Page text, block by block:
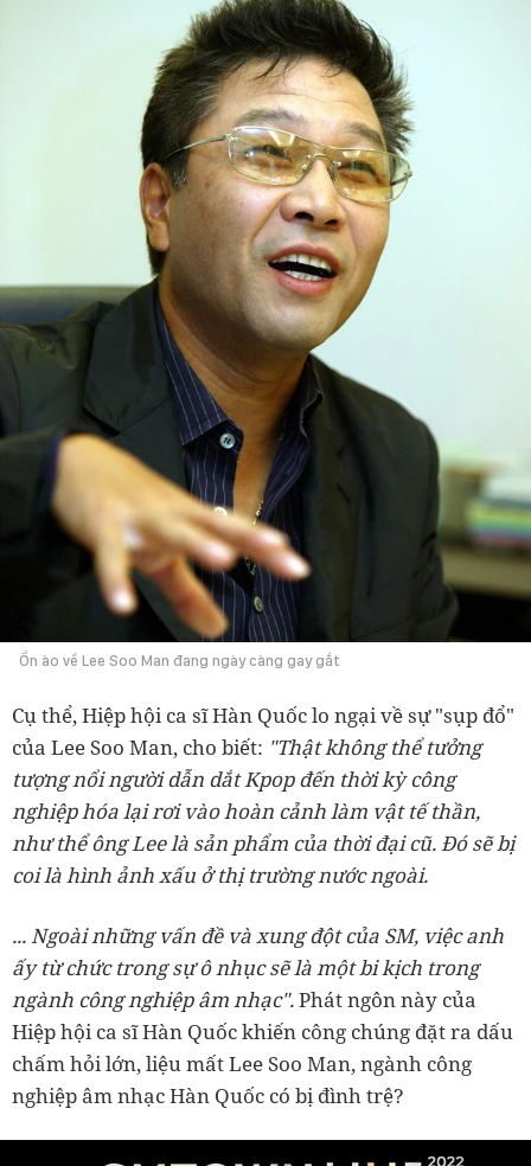
Ồn ào về Lee Soo Man đang ngày càng gay gắt
Cụ thể, Hiệp hội ca sĩ Hàn Quốc lo ngại về sự "sụp đổ"
của Lee Soo Man, cho biết: "Thật không thể tưởng
tượng nổi người dẫn dắt Kpop đến thời kỳ công
nghiệp hóa lại rơi vào hoàn cảnh làm vật tế thần,
như thể ông Lee là sản phẩm của thời đại cũ. Đó sẽ bị
coi là hình ảnh xấu ở thị trường nước ngoài.
... Ngoài những vấn đề và xung đột của SM, việc anh
ấy từ chức trong sự ô nhục sẽ là một bi kịch trong
ngành công nghiệp âm nhạc".Phát ngôn này của
Hiệp hội ca sĩ Hàn Quốc khiến công chúng đặt ra dấu
chấm hỏi lớn, liệu mất Lee Soo Man, ngành công
nghiệp âm nhạc Hàn Quốc có bị đình trệ?